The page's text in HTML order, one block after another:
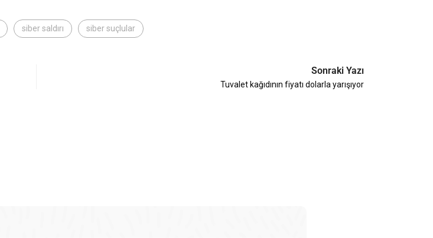
siber saldırı siber suçlular
Sonraki Yazı
Tuvalet kağıdının fiyatı dolarla yarışıyor